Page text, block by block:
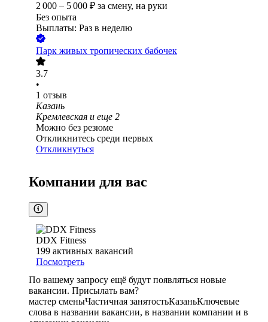
2 000 – 5 000 ₽ за смену, на руки
Без опыта
Выплаты: Раз в неделю
Парк живых тропических бабочек
3.7
•
1 отзыв
Казань
Кремлевская и еще 2
Можно без резюме
Откликнитесь среди первых
Откликнуться
Компании для вас
DDX Fitness
199 активных вакансий
Посмотреть
По вашему запросу ещё будут появляться новые
вакансии. Присылать вам?
мастер сменыЧастичная занятостьКазаньКлючевые
слова в названии вакансии, в названии компании и в